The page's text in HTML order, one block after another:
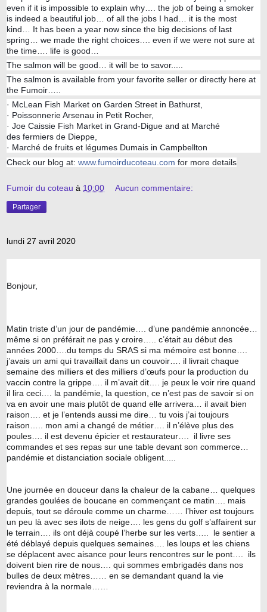
even if it is impossible to explain why…. the job of being a smoker
is indeed a beautiful job… of all the jobs I had… it is the most
kind… It has been a year now since the big decisions of last
spring… we made the right choices…. even if we were not sure at
the time…. life is good…
The salmon will be good… it will be to savor.....
The salmon is available from your favorite seller or directly here at
the Fumoir…..
· McLean Fish Market on Garden Street in Bathurst,
· Poissonnerie Arsenau in Petit Rocher,
· Joe Caissie Fish Market in Grand-Digue and at Marché
des fermiers de Dieppe,
· Marché de fruits et légumes Dumais in Campbellton
Check our blog at: www.fumoirducoteau.com for more details
Fumoir du coteau à 10:00 Aucun commentaire:
Partager
lundi 27 avril 2020
Bonjour,
Matin triste d’un jour de pandémie…. d’une pandémie annoncée…
même si on préférait ne pas y croire….. c’était au début des
années 2000….du temps du SRAS si ma mémoire est bonne….
j’avais un ami qui travaillait dans un couvoir…. il livrait chaque
semaine des milliers et des milliers d’œufs pour la production du
vaccin contre la grippe…. il m’avait dit…. je peux le voir rire quand
il lira ceci…. la pandémie, la question, ce n’est pas de savoir si on
va en avoir une mais plutôt de quand elle arrivera… il avait bien
raison…. et je l’entends aussi me dire… tu vois j’ai toujours
raison….. mon ami a changé de métier…. il n’élève plus des
poules…. il est devenu épicier et restaurateur….  il livre ses
commandes et ses repas sur une table devant son commerce…
pandémie et distanciation sociale obligent.....
Une journée en douceur dans la chaleur de la cabane… quelques
grandes goulées de boucane en commençant ce matin…. mais
depuis, tout se déroule comme un charme…… l’hiver est toujours
un peu là avec ses ilots de neige…. les gens du golf s’affairent sur
le terrain…. ils ont déjà coupé l’herbe sur les verts…..  le sentier a
été déblayé depuis quelques semaines…. les loups et les chiens
se déplacent avec aisance pour leurs rencontres sur le pont….  ils
doivent bien rire de nous…. qui sommes embrigadés dans nos
bulles de deux mètres…… en se demandant quand la vie
reviendra à la normale……